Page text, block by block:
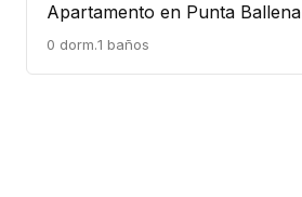
Apartamento en Punta Ballena
0 dorm.1 baños